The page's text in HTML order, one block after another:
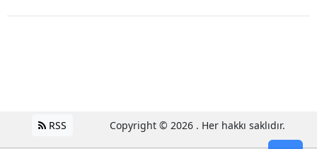
RSS Copyright © 2026 . Her hakkı saklıdır.